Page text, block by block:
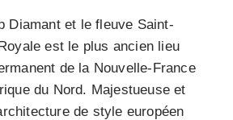
Diamant et le fleuve Saint-
est le plus ancien lieu
de la Nouvelle-France
du Nord. Majestueuse et
de style européen